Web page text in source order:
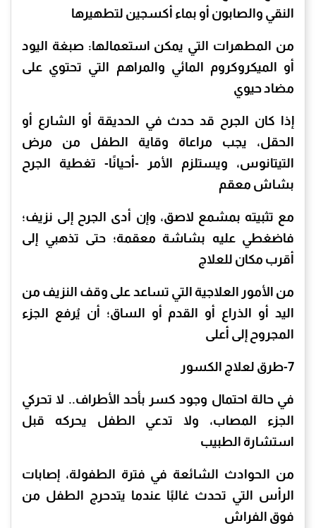
النقي والصابون أو بماء أكسجين لتطهيرها
من المطهرات التي يمكن استعمالها: صبغة اليود
أو الميكروكروم المائي والمراهم التي تحتوي على
مضاد حيوي
إذا كان الجرح قد حدث في الحديقة أو الشارع أو
الحقل، يجب مراعاة وقاية الطفل من مرض
التيتانوس، ويستلزم الأمر -أحيانًا- تغطية الجرح
بشاش معقم
مع تثبيته بمشمع لاصق، وإن أدى الجرح إلى نزيف؛
فاضغطي عليه بشاشة معقمة؛ حتى تذهبي إلى
أقرب مكان للعلاج
من الأمور العلاجية التي تساعد على وقف النزيف من
اليد أو الذراع أو القدم أو الساق؛ أن يُرفع الجزء
المجروح إلى أعلى
7-طرق لعلاج الكسور
في حالة احتمال وجود كسر بأحد الأطراف.. لا تحركي
الجزء المصاب، ولا تدعي الطفل يحركه قبل
استشارة الطبيب
من الحوادث الشائعة في فترة الطفولة، إصابات
الرأس التي تحدث غالبًا عندما يتدحرج الطفل من
فوق الفراش